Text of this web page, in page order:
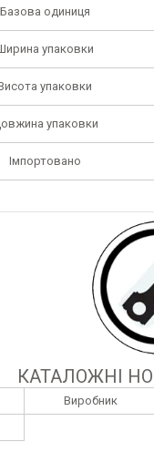
Базова одиниця
упаковки
упаковки
упаковки
Імпортовано
КАТАЛОЖНІ
Виробник